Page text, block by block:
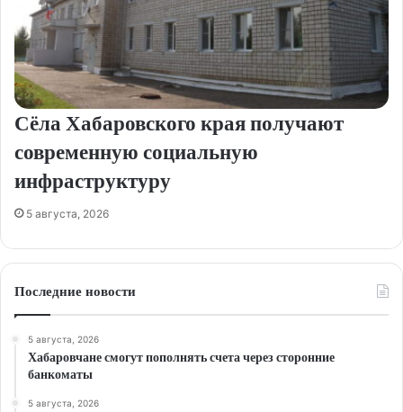
Сёла Хабаровского края получают
современную социальную
инфраструктуру
5 августа, 2026
Последние новости
5 августа, 2026
Хабаровчане смогут пополнять счета через сторонние
банкоматы
5 августа, 2026